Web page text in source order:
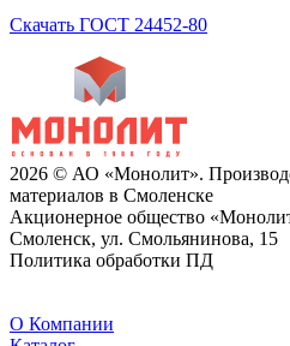
Скачать ГОСТ 24452-80
2026 © АО «Монолит».
материалов в Смоленске
Акционерное общество
Смоленск, ул. Смольянинова, 15
Политика обработки ПД
O Компании